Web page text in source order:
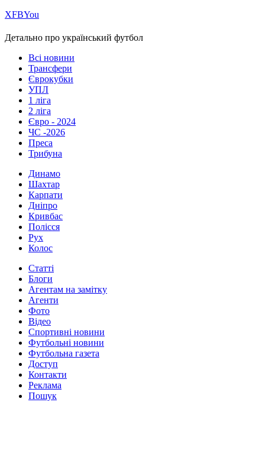
ХFBYou
Детально про український футбол
Всі новини
Трансфери
Єврокубки
УПЛ
1 ліга
2 ліга
Євро - 2024
ЧС -2026
Преса
Трибуна
Динамо
Шахтар
Карпати
Дніпро
Кривбас
Полісся
Рух
Колос
Статті
Блоги
Агентам на замітку
Агенти
Фото
Відео
Спортивні новини
Футбольні новини
Футбольна газета
Доступ
Контакти
Реклама
Пошук